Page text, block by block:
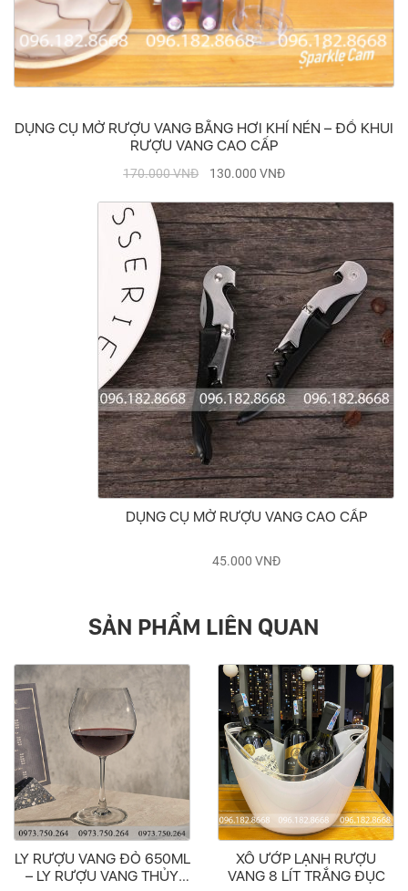
DỤNG CỤ MỞ RƯỢU VANG BẰNG HƠI KHÍ NÉN – ĐỒ KHUI
RƯỢU VANG CAO CẤP
170.000VNĐ 130.000 VNĐ
DỤNG CỤ MỞ RƯỢU VANG CAO CẤP
45.000 VNĐ
SẢN PHẨM LIÊN QUAN
VANG ĐỎ 650ML
RƯỢU VANG THỦY
XÔ ƯỚP LẠNH RƯỢU
VANG 8 LÍT TRẮNG ĐỤC